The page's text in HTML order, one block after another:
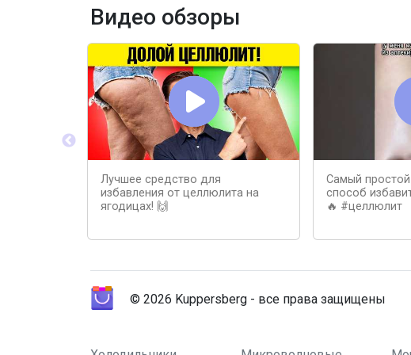
Видео обзоры
Лучшее средство для
избавления от целлюлита на
ягодицах! 🙌
Самый
способ
🔥 #целлюлит
© 2026 Kuppersberg - все права защищены